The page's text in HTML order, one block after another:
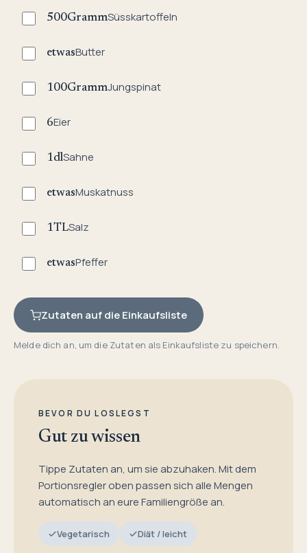
500GrammSüsskartoffeln
etwasButter
100GrammJungspinat
6Eier
1dlSahne
etwasMuskatnuss
1TLSalz
etwasPfeffer
Zutaten auf die Einkaufsliste
Melde dich an, um die Zutaten als Einkaufsliste zu speichern.
BEVOR DU LOSLEGST
Gut zu wissen
Tippe Zutaten an, um sie abzuhaken. Mit dem
Portionsregler oben passen sich alle Mengen
automatisch an eure Familiengröße an.
Vegetarisch Diät / leicht